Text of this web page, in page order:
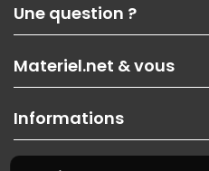
Nos services
Les magasins Materiel.net
Nos solutions pour les pros
Contactez-nous
Une question ?
Paiement, livraison
Garanties,Pack Zen
SAV, demander un retour
Informations
Materiel.net & vous
On rachète votre carte
PC sur mesure : Votre RDV
Notre démarche écologique
Informations
Plan du site